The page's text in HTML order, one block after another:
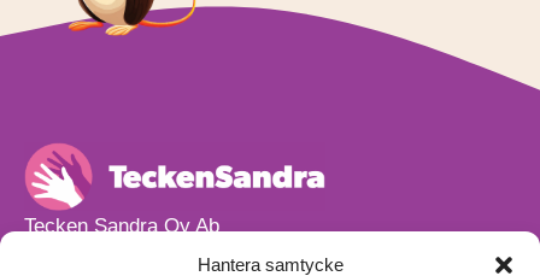
Hantera samtycke
Tecken Sandra Oy Ab
info@teckensandra.fi